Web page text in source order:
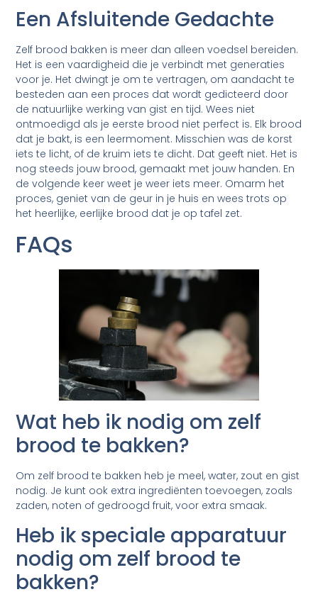
Een Afsluitende Gedachte
Zelf brood bakken is meer dan alleen voedsel bereiden.
Het is een vaardigheid die je verbindt met generaties
voor je. Het dwingt je om te vertragen, om aandacht te
besteden aan een proces dat wordt gedicteerd door
de natuurlijke werking van gist en tijd. Wees niet
ontmoedigd als je eerste brood niet perfect is. Elk brood
dat je bakt, is een leermoment. Misschien was de korst
iets te licht, of de kruim iets te dicht. Dat geeft niet. Het is
nog steeds jouw brood, gemaakt met jouw handen. En
de volgende keer weet je weer iets meer. Omarm het
proces, geniet van de geur in je huis en wees trots op
het heerlijke, eerlijke brood dat je op tafel zet.
FAQs
Wat heb ik nodig om zelf
brood te bakken?
Om zelf brood te bakken heb je meel, water, zout en gist
nodig. Je kunt ook extra ingrediënten toevoegen, zoals
zaden, noten of gedroogd fruit, voor extra smaak.
Heb ik speciale apparatuur
nodig om zelf brood te
bakken?